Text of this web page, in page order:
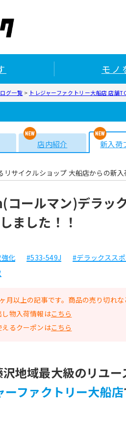
モノ
グ一覧 > トレジャーファクトリー大船店 店舗
店内紹介 新入荷
リサイクルショップ 大船店からの新入
ールマン)デラッ
ました！！
化 #533-549J #デラックスス
月以上の記事です。商品の売り切れな
し物入荷情報はこちら
えるクーポンはこちら
地域最大級のリユー
ーファクトリー大船店